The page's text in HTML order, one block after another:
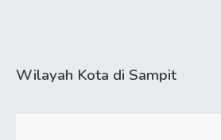
Wilayah Kota di Sampit